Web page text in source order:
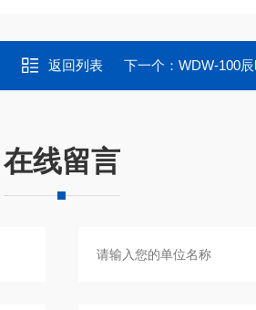
返回列表 下一个： WDW-100辰昕
在线留言